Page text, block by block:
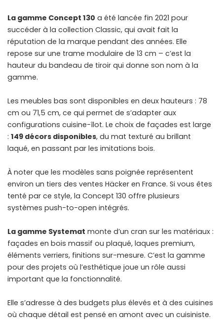
La gamme Concept 130 a été lancée fin 2021 pour
succéder à la collection Classic, qui avait fait la
réputation de la marque pendant des années. Elle
repose sur une trame modulaire de 13 cm – c’est la
hauteur du bandeau de tiroir qui donne son nom à la
gamme.
Les meubles bas sont disponibles en deux hauteurs : 78
cm ou 71,5 cm, ce qui permet de s’adapter aux
configurations cuisine-îlot. Le choix de façades est large
: 149 décors disponibles, du mat texturé au brillant
laqué, en passant par les imitations bois.
À noter que les modèles sans poignée représentent
environ un tiers des ventes Häcker en France. Si vous êtes
tenté par ce style, la Concept 130 offre plusieurs
systèmes push-to-open intégrés.
La gamme Systemat monte d’un cran sur les matériaux :
façades en bois massif ou plaqué, laques premium,
éléments verriers, finitions sur-mesure. C’est la gamme
pour des projets où l’esthétique joue un rôle aussi
important que la fonctionnalité.
Elle s’adresse à des budgets plus élevés et à des cuisines
où chaque détail est pensé en amont avec un cuisiniste.